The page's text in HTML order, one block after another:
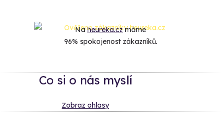
Naheureka.czmáme
96% spokojenost zákazníků.
Co si o nás myslí
Zobraz ohlasy